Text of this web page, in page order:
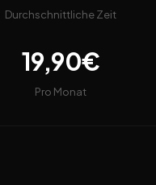
Durchschnittliche Zeit
19,90€
Pro Monat